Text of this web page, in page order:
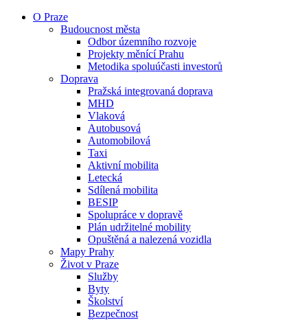
O Praze
Budoucnost města
Odbor územního rozvoje
Projekty měnící Prahu
Metodika spoluúčasti investorů
Doprava
Pražská integrovaná doprava
MHD
Vlaková
Autobusová
Automobilová
Taxi
Aktivní mobilita
Letecká
Sdílená mobilita
BESIP
Spolupráce v dopravě
Plán udržitelné mobility
Opuštěná a nalezená vozidla
Mapy Prahy
Život v Praze
Služby
Byty
Školství
Bezpečnost